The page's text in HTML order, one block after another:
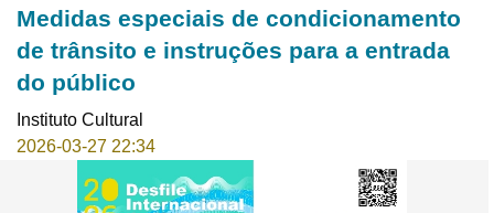
Medidas especiais de condicionamento
de trânsito e instruções para a entrada
do público
Instituto Cultural
2026-03-27 22:34